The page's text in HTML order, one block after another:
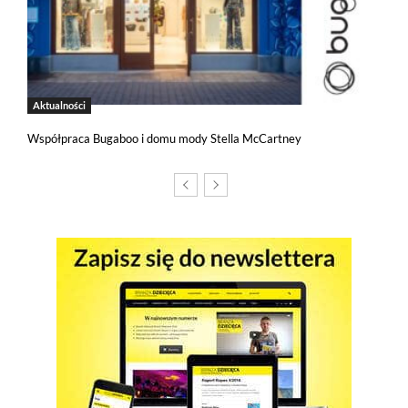
Aktualności
Współpraca Bugaboo i domu mody Stella McCartney
cookies, kliknij w poniższy przycisk.
Akceptuję wszystkie pliki cookies
Niezbędne pliki cookies
możliwości wyboru w tym zakresie. Są to pliki cookies, dzięki
którym w sposób prawidłowy funkcjonują m.in. formularze
cookies własnych zapisywana jest informacja o dokonanych
przez Ciebie ustawieniach plików cookies.
Narzędzia Google
Korzystamy z Google Analytics, czyli narzędzia
pozwalającego na gromadzenie, przeglądanie i analizę
statystyk związanych z aktywnością użytkowników na naszej
stronie. Kod śledzący Google Analytics gromadzi informacje